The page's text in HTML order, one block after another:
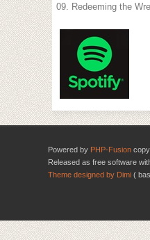
09. Redeeming the
Powered by PHP-Fusion
Released as free software
Theme designed by Dimi (